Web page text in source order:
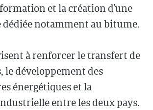
et la création d’une
dédiée notamment au bitume.
à renforcer le transfert de
le développement des
énergétiques et la
entre les deux pays.